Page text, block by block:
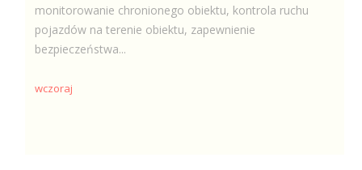
monitorowanie chronionego obiektu, kontrola ruchu
pojazdów na terenie obiektu, zapewnienie
bezpieczeństwa...
wczoraj